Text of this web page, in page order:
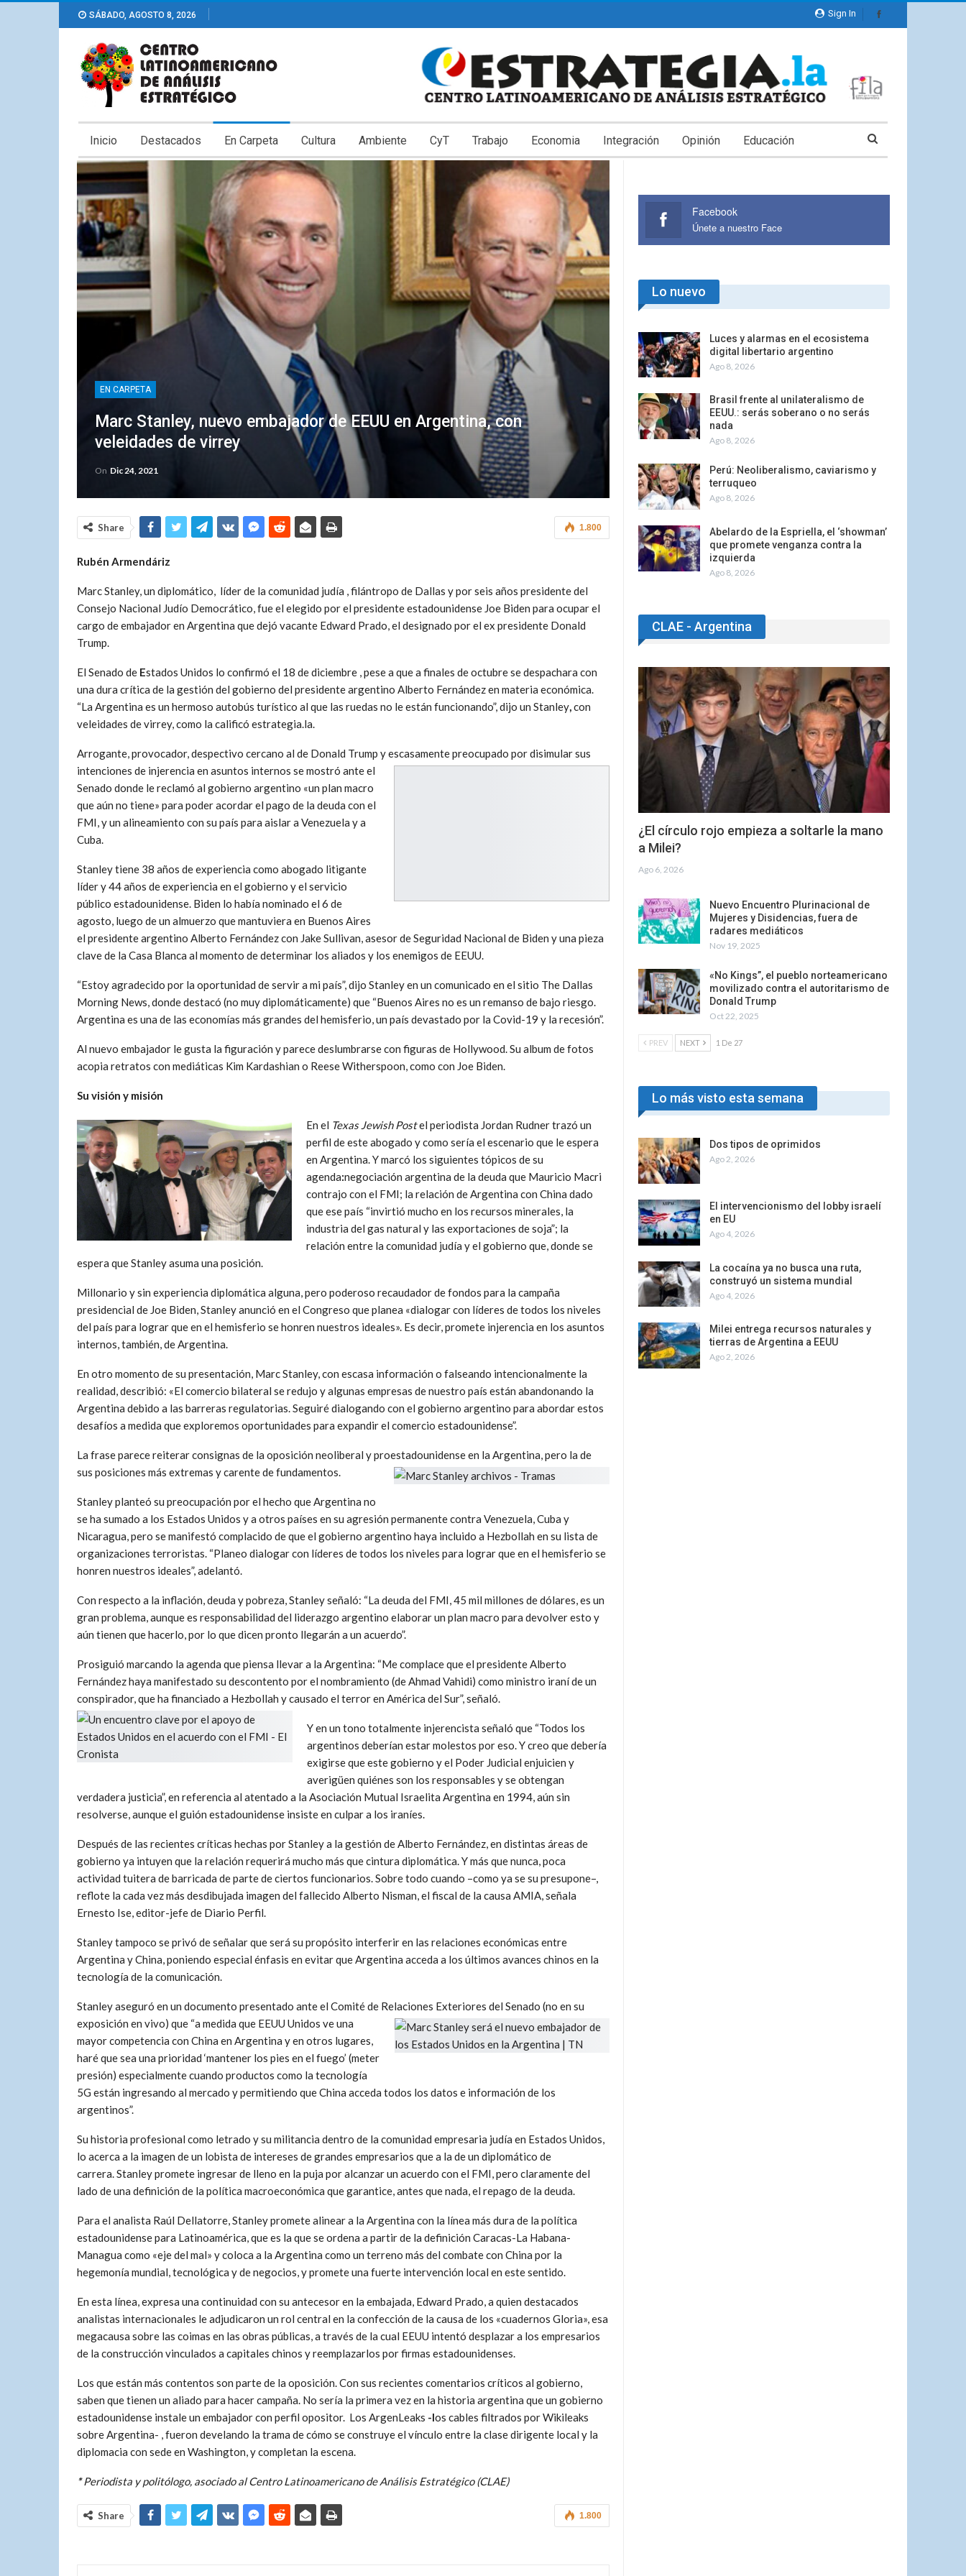
Sign In
SÁBADO, AGOSTO 8, 2026
Inicio Destacados En Carpeta Cultura Ambiente CyT Trabajo Economia Integración Opinión Educación
EN CARPETA
Marc Stanley, nuevo embajador de EEUU en Argentina, con
veleidades de virrey
On Dic 24, 2021
1.800
Share
Rubén Armendáriz
Marc Stanley, un diplomático, líder de la comunidad judía , filántropo de Dallas y por seis años presidente del
Consejo Nacional Judío Democrático, fue el elegido por el presidente estadounidense Joe Biden para ocupar el
cargo de embajador en Argentina que dejó vacante Edward Prado, el designado por el ex presidente Donald
Trump.
El Senado de Estados Unidos lo confirmó el 18 de diciembre , pese a que a finales de octubre se despachara con
una dura crítica de la gestión del gobierno del presidente argentino Alberto Fernández en materia económica.
“La Argentina es un hermoso autobús turístico al que las ruedas no le están funcionando”, dijo un Stanley,con
veleidades de virrey, como la calificó estrategia.la.
Arrogante, provocador, despectivo cercano al de Donald Trump yescasamente preocupado por disimular sus
intenciones de injerencia en asuntos internos se mostró ante el
Senado donde le reclamó al gobierno argentino «un plan macro
que aún no tiene» para poder acordar el pago de la deuda con el
FMI, y un alineamiento con su país para aislar a Venezuela y a
Cuba.
Stanley tiene 38 años de experiencia como abogado litigante
líder y 44 años de experiencia en el gobierno y el servicio
público estadounidense. Biden lo había nominado el 6 de
agosto, luego de un almuerzo que mantuviera en Buenos Aires
el presidente argentino Alberto Fernández con Jake Sullivan, asesor de Seguridad Nacional de Biden y una pieza
clave de la Casa Blanca al momento de determinar los aliados y los enemigos de EEUU.
“Estoy agradecido por la oportunidad de servir a mi país”, dijo Stanley en un comunicado en el sitio The Dallas
Morning News, donde destacó (no muy diplomáticamente) que “Buenos Aires no es un remanso de bajo riesgo.
Argentina es una de las economías más grandes del hemisferio, un país devastado por la Covid-19 y la recesión”.
Al nuevo embajador le gusta la figuración y parece deslumbrarse con figuras de Hollywood. Su album de fotos
acopia retratos con mediáticas Kim Kardashian o Reese Witherspoon, como con Joe Biden.
Su visión y misión
En el Texas Jewish Postel periodista Jordan Rudner trazó un
perfil de este abogado y como sería el escenario que le espera
en Argentina. Y marcó los siguientes tópicos de su
agenda:negociación argentina de la deuda que Mauricio Macri
contrajo con el FMI; la relación de Argentina con China dado
que ese país “invirtió mucho en los recursos minerales, la
industria del gas natural y las exportaciones de soja”; la
relación entre la comunidad judía y el gobierno que, donde se
espera que Stanley asuma una posición.
Millonario y sin experiencia diplomática alguna, pero poderoso recaudador de fondos para la campaña
presidencial de Joe Biden, Stanley anunció en el Congreso que planea «dialogar con líderes de todos los niveles
del país para lograr que en el hemisferio se honren nuestros ideales». Es decir, promete injerencia en los asuntos
internos, también, de Argentina.
En otro momento de su presentación, Marc Stanley, con escasa información o falseando intencionalmente la
realidad, describió: «El comercio bilateral se redujo y algunas empresas de nuestro país están abandonando la
Argentina debido a las barreras regulatorias. Seguiré dialogando con el gobierno argentino para abordar estos
desafíos a medida que exploremos oportunidades para expandir el comercio estadounidense”.
La frase parece reiterar consignas de la oposición neoliberal y proestadounidense en la Argentina, pero la de
sus posiciones más extremas y carente de fundamentos.
Stanley planteó su preocupación por el hecho que Argentina no
se ha sumado a los Estados Unidos y a otros países en su agresión permanente contra Venezuela, Cuba y
Nicaragua, pero se manifestó complacido de que el gobierno argentino haya incluido a Hezbollah en su lista de
organizaciones terroristas. “Planeo dialogar con líderes de todos los niveles para lograr que en el hemisferio se
honren nuestros ideales”, adelantó.
Con respecto a la inflación, deuda y pobreza, Stanley señaló: “La deuda del FMI, 45 mil millones de dólares, es un
gran problema, aunque es responsabilidad del liderazgo argentino elaborar un plan macro para devolver esto y
aún tienen que hacerlo, por lo que dicen pronto llegarán a un acuerdo”.
Prosiguió marcando la agenda que piensa llevar a la Argentina: “Me complace que el presidente Alberto
Fernández haya manifestado su descontento por el nombramiento (de Ahmad Vahidi) como ministro iraní de un
conspirador, que ha financiado a Hezbollah y causado el terror en América del Sur”, señaló.
Y en un tono totalmente injerencista señaló que “Todos los
argentinos deberían estar molestos por eso. Y creo que debería
exigirse que este gobierno y el Poder Judicial enjuicien y
averigüen quiénes son los responsables y se obtengan
verdadera justicia”, en referencia al atentado a la Asociación Mutual Israelita Argentina en 1994, aún sin
resolverse, aunque el guión estadounidense insiste en culpar a los iraníes.
Después de las recientes críticas hechas por Stanley a la gestión de Alberto Fernández, en distintas áreas de
gobierno ya intuyen que la relación requerirá mucho más que cintura diplomática. Y más que nunca, poca
actividad tuitera de barricada de parte de ciertos funcionarios. Sobre todo cuando –como ya se su presupone–,
reflote la cada vez más desdibujada imagen del fallecido Alberto Nisman, el fiscal de la causa AMIA, señala
Ernesto Ise, editor-jefe de Diario Perfil.
Stanley tampoco se privó de señalar que será su propósito interferir en las relaciones económicas entre
Argentina y China, poniendo especial énfasis en evitar que Argentina acceda a los últimos avances chinos en la
tecnología de la comunicación.
Stanley aseguró en un documento presentado ante el Comité de Relaciones Exteriores del Senado (no en su
exposición en vivo) que “a medida que EEUU Unidos ve una
mayor competencia con China en Argentina y en otros lugares,
haré que sea una prioridad ‘mantener los pies en el fuego’ (meter
presión) especialmente cuando productos como la tecnología
5G están ingresando al mercado y permitiendo que China acceda todos los datos e información de los
argentinos”.
Su historia profesional como letrado y su militancia dentro de la comunidad empresaria judía en Estados Unidos,
lo acerca a la imagen de un lobista de intereses de grandes empresarios que a la de un diplomático de
carrera. Stanley promete ingresar de lleno en la puja por alcanzar un acuerdo con el FMI, pero claramente del
lado de una definición de la política macroeconómica que garantice, antes que nada, el repago de la deuda.
Para el analista Raúl Dellatorre, Stanley promete alinear a la Argentina con la línea más dura de la política
estadounidense para Latinoamérica, que es la que se ordena a partir de la definición Caracas-La Habana-
Managua como «eje del mal» y coloca a la Argentina como un terreno más del combate con China por la
hegemonía mundial, tecnológica y de negocios, y promete una fuerte intervención local en este sentido.
En esta línea, expresa una continuidad con su antecesor en la embajada, Edward Prado, a quien destacados
analistas internacionales le adjudicaron un rol central en la confección de la causa de los «cuadernos Gloria», esa
megacausa sobre las coimas en las obras públicas, a través de la cual EEUU intentó desplazar a los empresarios
de la construcción vinculados a capitales chinos y reemplazarlos por firmas estadounidenses.
Los que están más contentos son parte de la oposición. Con sus recientes comentarios críticos al gobierno,
saben que tienen un aliado para hacer campaña. No sería la primera vez en la historia argentina que un gobierno
estadounidense instale un embajador con perfil opositor. Los ArgenLeaks -los cables filtrados por Wikileaks
sobre Argentina- , fueron develando la trama de cómo se construye el vínculo entre la clase dirigente local y la
diplomacia con sede en Washington, y completan la escena.
*Periodista y politólogo, asociado al Centro Latinoamericano de Análisis Estratégico (CLAE)
1.800
Share
Facebook
Únete a nuestro Face
Lo nuevo
Luces y alarmas en el ecosistema
digital libertario argentino
Ago 8, 2026
Brasil frente al unilateralismo de
EEUU.: serás soberano o no serás
nada
Ago 8, 2026
Perú: Neoliberalismo, caviarismo y
terruqueo
Ago 8, 2026
Abelardo de la Espriella, el ‘showman’
que promete venganza contra la
izquierda
Ago 8, 2026
CLAE - Argentina
¿El círculo rojo empieza a soltarle la mano
a Milei?
Ago 6, 2026
Nuevo Encuentro Plurinacional de
Mujeres y Disidencias, fuera de
radares mediáticos
Nov 19, 2025
«No Kings”, el pueblo norteamericano
movilizado contra el autoritarismo de
Donald Trump
Oct 22, 2025
PREV NEXT 1 De 27
Lo más visto esta semana
Dos tipos de oprimidos
Ago 2, 2026
El intervencionismo del lobby israelí
en EU
Ago 4, 2026
La cocaína ya no busca una ruta,
construyó un sistema mundial
Ago 4, 2026
Milei entrega recursos naturales y
tierras de Argentina a EEUU
Ago 2, 2026